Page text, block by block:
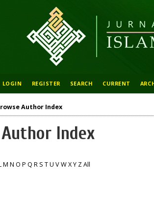
LOGIN REGISTER SEARCH CURRENT
Author Index
Index
M N O P Q R S TU VWXY ZAll